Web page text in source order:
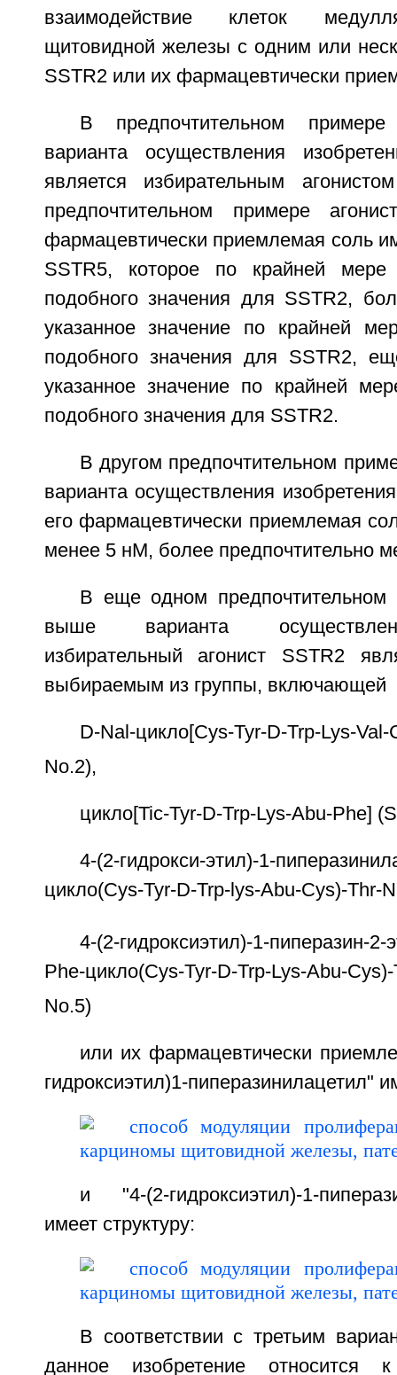
взаимодействие клеток
щитовидной железы с одним или
SSTR2 или их фармацевтически
В предпочтительном
варианта осуществления
является избирательным
предпочтительном примере
фармацевтически приемлемая соль
SSTR5, которое по крайней
подобного значения для SSTR2,
указанное значение по крайней
подобного значения для SSTR2,
указанное значение по крайней
подобного значения для SSTR2.
В другом предпочтительном
варианта осуществления
его фармацевтически приемлемая
менее 5 нМ, более предпочтительно
В еще одном предпочтительном
выше варианта
избирательный агонист SSTR2
выбираемым из группы, включающей
D-Nal-цикло[Cys-Tyr-D-Trp-Lys-Val-
No.2),
цикло[Tic-Tyr-D-Trp-Lys-Abu-Phe]
4-(2-гидрокси-этил)-1-
цикло(Cys-Tyr-D-Trp-lys-Abu-Cys)-Thr-
4-(2-гидроксиэтил)-1-пиперазин-
Phe-цикло(Cys-Tyr-D-Trp-Lys-Abu-
No.5)
или их фармацевтически
гидроксиэтил)1-пиперазинилацетил"
и "4-(2-гидроксиэтил)-1-
имеет структуру:
В соответствии с третьим
данное изобретение относится